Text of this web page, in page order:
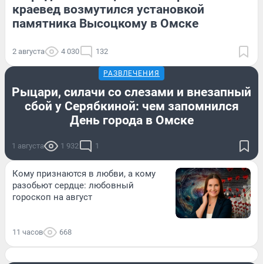
краевед возмутился установкой
памятника Высоцкому в Омске
2 августа 4 030 132
РАЗВЛЕЧЕНИЯ
Рыцари, силачи со слезами и внезапный
сбой у Серябкиной: чем запомнился
День города в Омске
1 августа 1 932 1
Кому признаются в любви, а кому
разобьют сердце: любовный
гороскоп на август
11 часов 668